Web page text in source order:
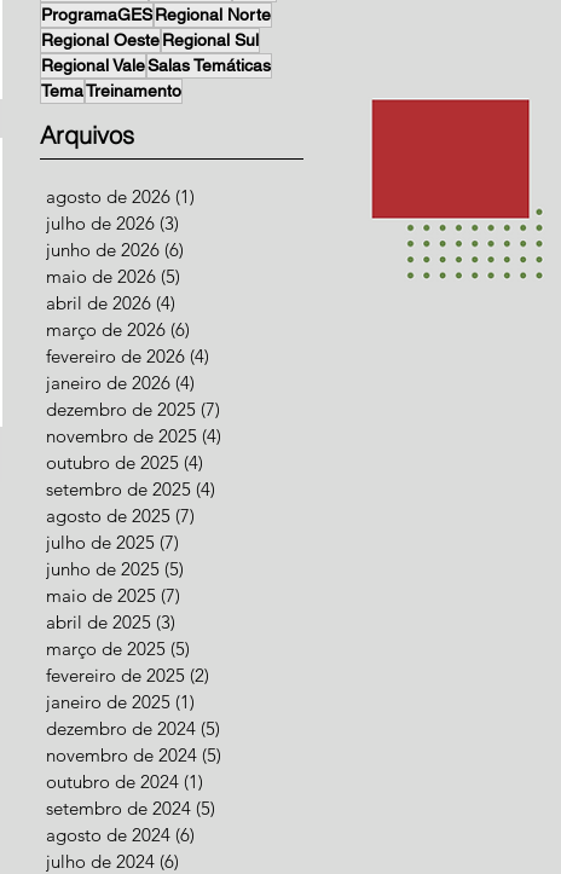
ProgramaGESRegional Norte
Regional OesteRegional Sul
Regional ValeSalas Temáticas
TemaTreinamento
Arquivos
agosto de 2026 (1)
julho de 2026 (3)
junho de 2026 (6)
maio de 2026 (5)
abril de 2026 (4)
março de 2026 (6)
fevereiro de 2026 (4)
janeiro de 2026 (4)
dezembro de 2025 (7)
novembro de 2025 (4)
outubro de 2025 (4)
setembro de 2025 (4)
agosto de 2025 (7)
julho de 2025 (7)
junho de 2025 (5)
maio de 2025 (7)
abril de 2025 (3)
março de 2025 (5)
fevereiro de 2025 (2)
janeiro de 2025 (1)
dezembro de 2024 (5)
novembro de 2024 (5)
outubro de 2024 (1)
setembro de 2024 (5)
agosto de 2024 (6)
julho de 2024 (6)